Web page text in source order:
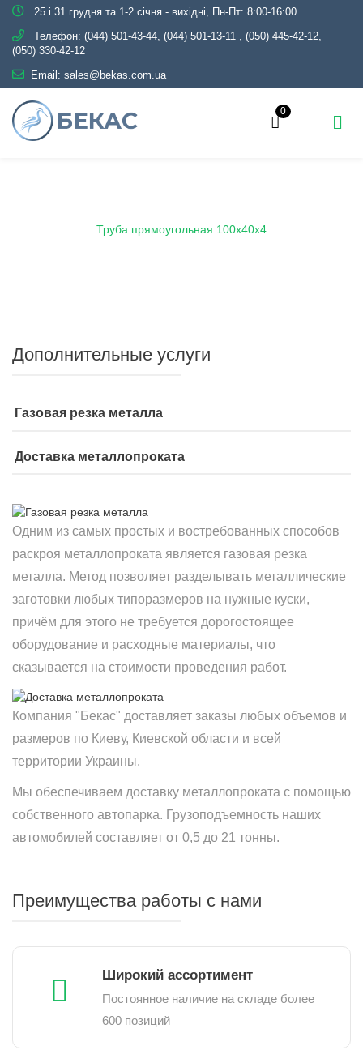
25 і 31 грудня та 1-2 січня - вихідні, Пн-Пт: 8:00-16:00
Телефон: (044) 501-43-44, (044) 501-13-11 , (050) 445-42-12,
(050) 330-42-12
Email: sales@bekas.com.ua
0
Труба прямоугольная 100х40х4
Дополнительные услуги
Газовая резка металла
Доставка металлопроката
Одним из самых простых и востребованных способов
раскроя металлопроката является газовая резка
металла. Метод позволяет разделывать металлические
заготовки любых типоразмеров на нужные куски,
причём для этого не требуется дорогостоящее
оборудование и расходные материалы, что
сказывается на стоимости проведения работ.
Компания "Бекас" доставляет заказы любых объемов и
размеров по Киеву, Киевской области и всей
территории Украины.
Мы обеспечиваем доставку металлопроката с помощью
собственного автопарка. Грузоподъемность наших
автомобилей составляет от 0,5 до 21 тонны.
Преимущества работы с нами
Широкий ассортимент
Постоянное наличие на складе более
600 позиций